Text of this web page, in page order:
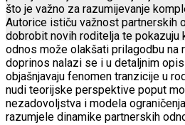
što je važno za razumijevanje
Autorice ističu važnost partnerskih
dobrobit novih roditelja te pokazuju
odnos može olakšati prilagodbu na
doprinos nalazi se i u detaljnim
objašnjavaju fenomen tranzicije u
nudi teorijske perspektive poput
nezadovoljstva i modela
razumjele dinamike partnerskih